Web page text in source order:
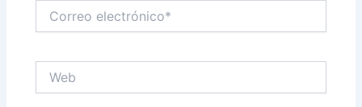
electrónico*